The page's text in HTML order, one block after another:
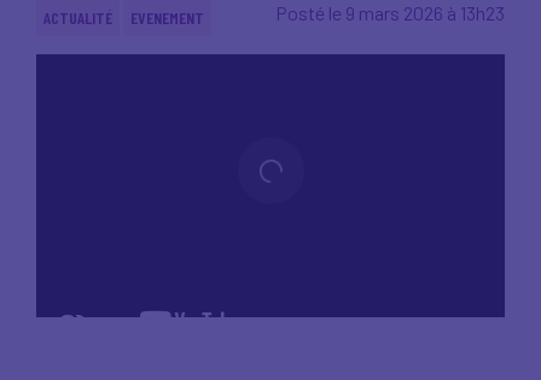
ACTUALITÉ EVENEMENT Posté le 9 mars 2026 à 13h23